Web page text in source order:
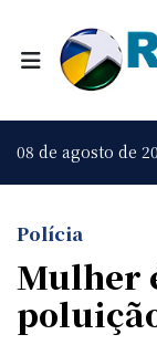
08 de agosto de
Polícia
Mulher